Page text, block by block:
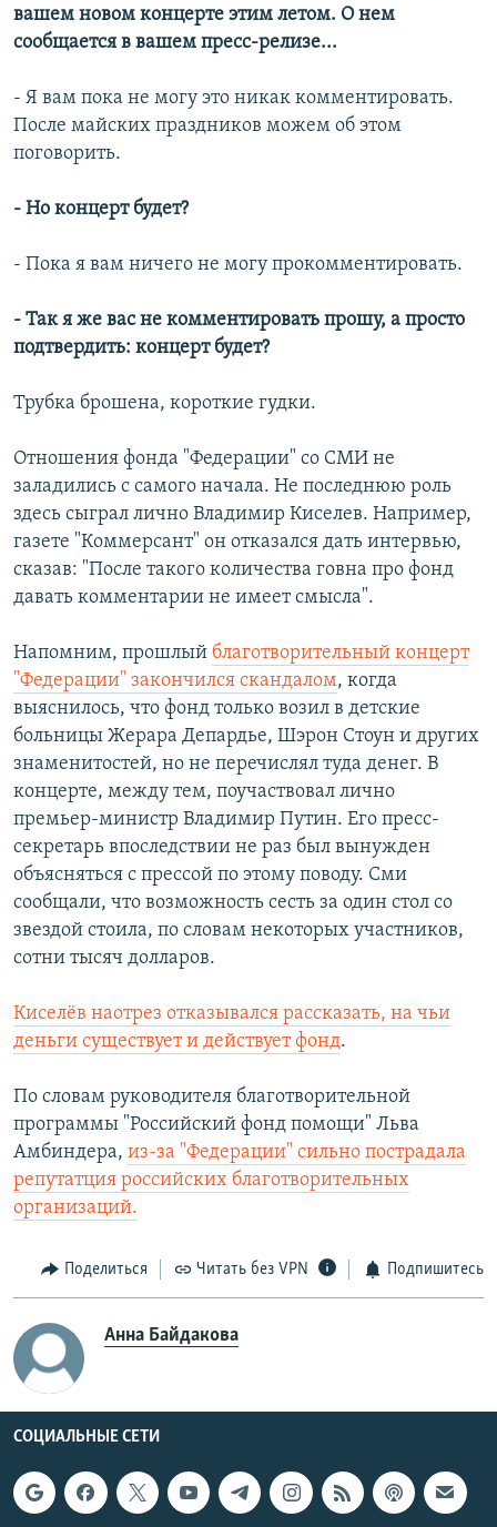
вашем новом концерте этим летом. О нем
сообщается в вашем пресс-релизе...
- Я вам пока не могу это никак комментировать.
После майских праздников можем об этом
поговорить.
- Но концерт будет?
- Пока я вам ничего не могу прокомментировать.
- Так я же вас не комментировать прошу, а просто
подтвердить: концерт будет?
Трубка брошена, короткие гудки.
Отношения фонда "Федерации" со СМИ не
заладились с самого начала. Не последнюю роль
здесь сыграл лично Владимир Киселев. Например,
газете "Коммерсант" он отказался дать интервью,
сказав: "После такого количества говна про фонд
давать комментарии не имеет смысла".
Напомним, прошлый благотворительный концерт
"Федерации" закончился скандалом, когда
выяснилось, что фонд только возил в детские
больницы Жерара Депардье, Шэрон Стоун и других
знаменитостей, но не перечислял туда денег. В
концерте, между тем, поучаствовал лично
премьер-министр Владимир Путин. Его пресс-
секретарь впоследствии не раз был вынужден
объясняться с прессой по этому поводу. Сми
сообщали, что возможность сесть за один стол со
звездой стоила, по словам некоторых участников,
сотни тысяч долларов.
Киселёв наотрез отказывался рассказать, на чьи
деньги существует и действует фонд.
По словам руководителя благотворительной
программы "Российский фонд помощи" Льва
Амбиндера, из-за "Федерации" сильно пострадала
репутатция российских благотворительных
организаций.
Поделиться Читать без VPN Подпишитесь
Анна Байдакова
СОЦИАЛЬНЫЕ СЕТИ